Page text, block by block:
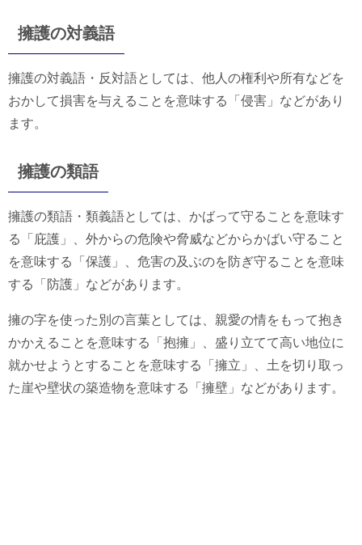
擁護の対義語
擁護の対義語・反対語としては、他人の権利や所有などを
おかして損害を与えることを意味する「侵害」などがあり
ます。
擁護の類語
擁護の類語・類義語としては、かばって守ることを意味す
る「庇護」、外からの危険や脅威などからかばい守ること
を意味する「保護」、危害の及ぶのを防ぎ守ることを意味
する「防護」などがあります。
擁の字を使った別の言葉としては、親愛の情をもって抱き
かかえることを意味する「抱擁」、盛り立てて高い地位に
就かせようとすることを意味する「擁立」、土を切り取っ
た崖や壁状の築造物を意味する「擁壁」などがあります。